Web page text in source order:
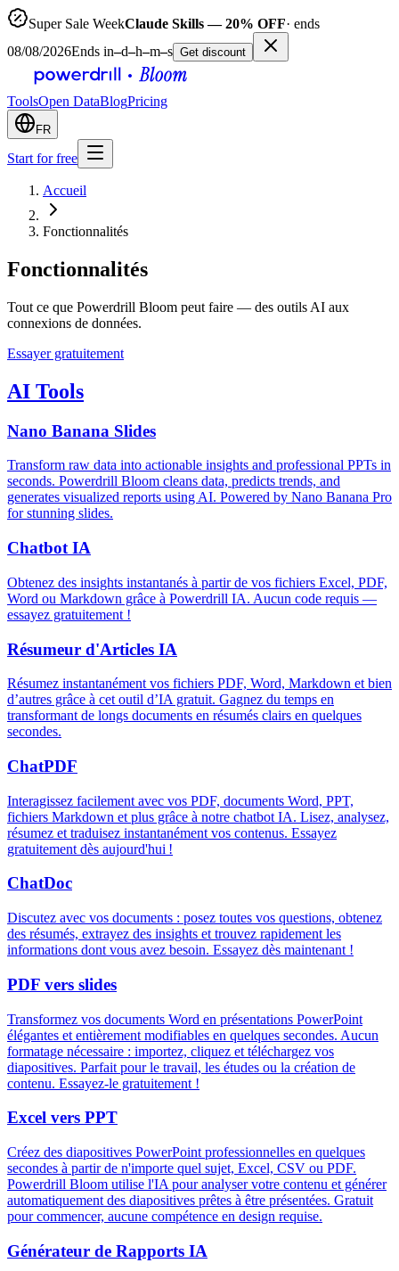
Super Sale WeekClaude Skills — 20% OFF· ends
08/08/2026Ends in–d–h–m–s Get discount
ToolsOpen DataBlogPricing
FR
Start for free
Accueil
Fonctionnalités
Fonctionnalités
Tout ce que Powerdrill Bloom peut faire — des outils AI aux
connexions de données.
Essayer gratuitement
AI Tools
Nano Banana Slides
Transform raw data into actionable insights and professional PPTs in
seconds. Powerdrill Bloom cleans data, predicts trends, and
generates visualized reports using AI. Powered by Nano Banana Pro
for stunning slides.
Chatbot IA
Obtenez des insights instantanés à partir de vos fichiers Excel, PDF,
Word ou Markdown grâce à Powerdrill IA. Aucun code requis —
essayez gratuitement !
Résumeur d'Articles IA
Résumez instantanément vos fichiers PDF, Word, Markdown et bien
d’autres grâce à cet outil d’IA gratuit. Gagnez du temps en
transformant de longs documents en résumés clairs en quelques
secondes.
ChatPDF
Interagissez facilement avec vos PDF, documents Word, PPT,
fichiers Markdown et plus grâce à notre chatbot IA. Lisez, analysez,
résumez et traduisez instantanément vos contenus. Essayez
gratuitement dès aujourd'hui !
ChatDoc
Discutez avec vos documents : posez toutes vos questions, obtenez
des résumés, extrayez des insights et trouvez rapidement les
informations dont vous avez besoin. Essayez dès maintenant !
PDF vers slides
Transformez vos documents Word en présentations PowerPoint
élégantes et entièrement modifiables en quelques secondes. Aucun
formatage nécessaire : importez, cliquez et téléchargez vos
diapositives. Parfait pour le travail, les études ou la création de
contenu. Essayez-le gratuitement !
Excel vers PPT
Créez des diapositives PowerPoint professionnelles en quelques
secondes à partir de n'importe quel sujet, Excel, CSV ou PDF.
Powerdrill Bloom utilise l'IA pour analyser votre contenu et générer
automatiquement des diapositives prêtes à être présentées. Gratuit
pour commencer, aucune compétence en design requise.
Générateur de Rapports IA